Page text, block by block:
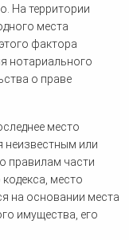
На территории
места
фактора
нотариального
о праве
место
неизвестным или
правилам части
место
на основании места
имущества, его